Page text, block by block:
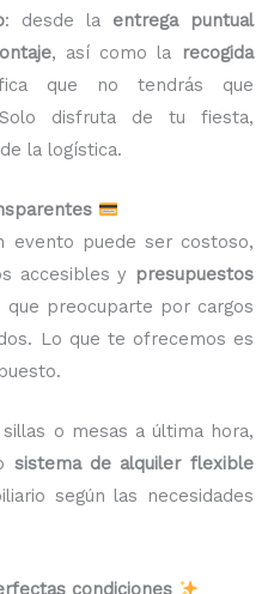
: desde la entrega puntual
, así como la
recogida
que no tendrás que
disfruta de tu fiesta,
la logística.
evento puede ser costoso,
accesibles y presupuestos
que preocuparte por cargos
Lo que te ofrecemos es
o mesas a última hora,
sistema de alquiler flexible
según las necesidades
condiciones